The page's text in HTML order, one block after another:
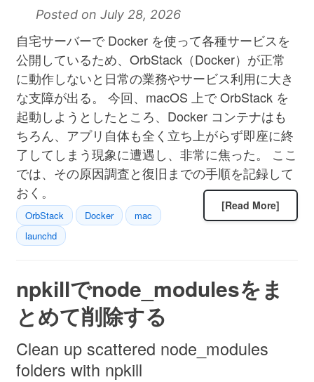
Posted on July 28, 2026
自宅サーバーで Docker を使って各種サービスを
公開しているため、OrbStack（Docker）が正常
に動作しないと日常の業務やサービス利用に大き
な支障が出る。 今回、macOS 上で OrbStack を
起動しようとしたところ、Docker コンテナはも
ちろん、アプリ自体も全く立ち上がらず即座に終
了してしまう現象に遭遇し、非常に焦った。 ここ
では、その原因調査と復旧までの手順を記録して
おく。
[Read More]
OrbStack Docker
mac
launchd
npkillでnode_modulesをま
とめて削除する
Clean up scattered node_modules
folders with npkill